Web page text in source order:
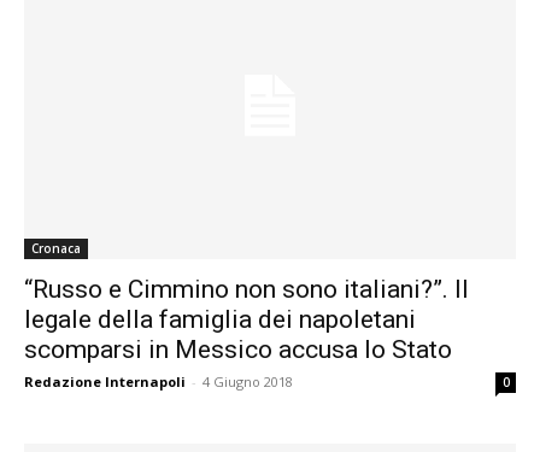
Cronaca
“Russo e Cimmino non sono italiani?”. Il
legale della famiglia dei napoletani
scomparsi in Messico accusa lo Stato
Redazione Internapoli - 4 Giugno 2018 0